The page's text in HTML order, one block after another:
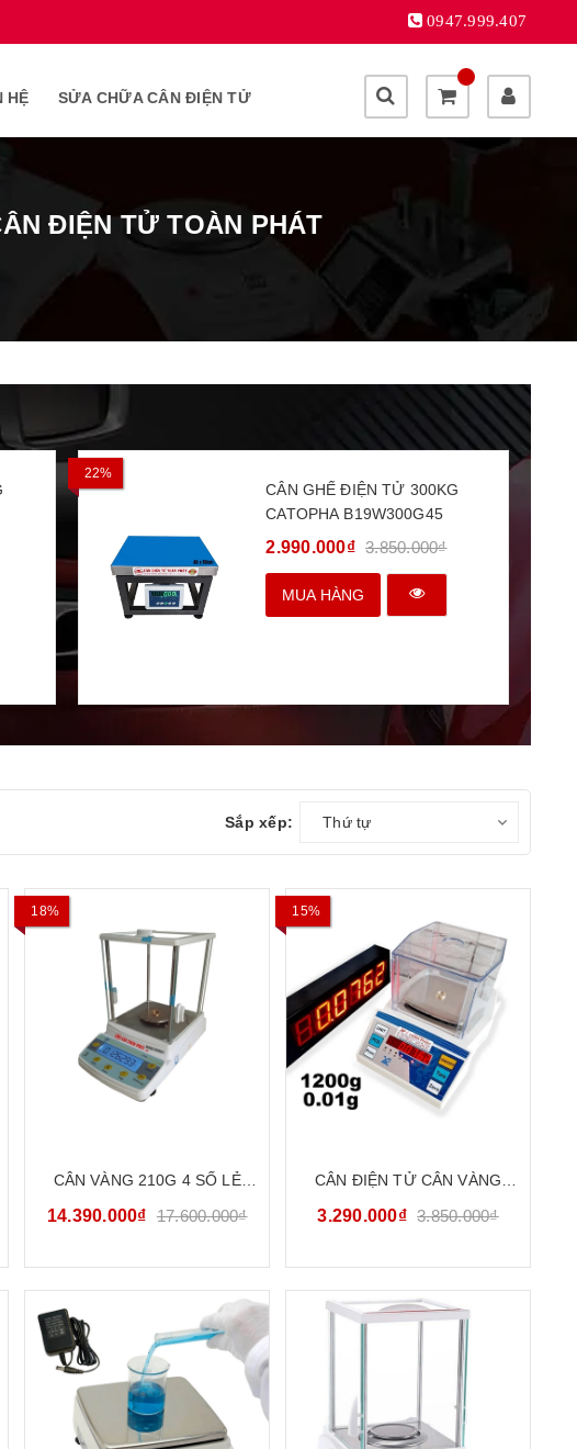
0947.999.407
HỆ SỬA CHỮA CÂN ĐIỆN TỬ
ĐIỆN TỬ TOÀN PHÁT
22%
CÂN GHẾ ĐIỆN TỬ 300KG
CATOPHA B19W300G45
2.990.000₫ 3.850.000₫
MUA HÀNG
Sắp xếp: Thứ tự
18%
CÂN VÀNG 210G 4 SỐ LẺ
14.390.000₫ 17.600.000₫
15%
CÂN ĐIỆN TỬ CÂN VÀNG
3.290.000₫ 3.850.000₫